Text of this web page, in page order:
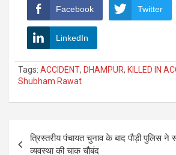
Facebook Twitter
LinkedIn
Tags: ACCIDENT, DHAMPUR, KILLED IN
Shubham Rawat
navigation
त्रिस्तरीय पंचायत चुनाव के बाद पौड़ी पुलिस ने
व्यवस्था की चाक चौबंद